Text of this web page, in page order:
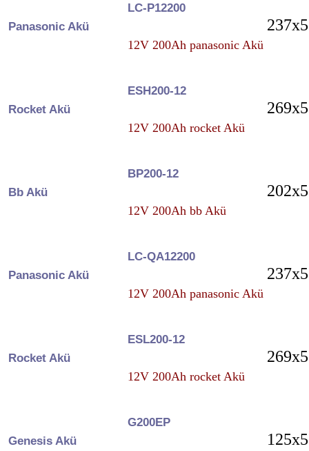
Panasonic Akü
LC-P12200
12V 200Ah panasonic Akü
Rocket Akü
ESH200-12
12V 200Ah rocket Akü
Bb Akü
BP200-12
12V 200Ah bb Akü
Panasonic Akü
LC-QA12200
12V 200Ah panasonic Akü
Rocket Akü
ESL200-12
12V 200Ah rocket Akü
Genesis Akü
G200EP